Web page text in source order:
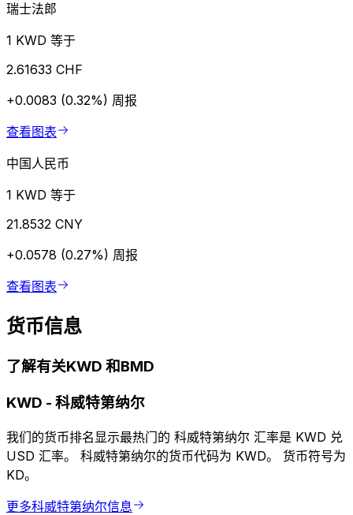
瑞士法郎
1 KWD 等于
2.61633 CHF
+0.0083 (0.32%) 周报
查看图表
中国人民币
1 KWD 等于
21.8532 CNY
+0.0578 (0.27%) 周报
查看图表
货币信息
了解有关KWD 和BMD
KWD - 科威特第纳尔
我们的货币排名显示最热门的 科威特第纳尔 汇率是 KWD 兑
USD 汇率。 科威特第纳尔的货币代码为 KWD。 货币符号为
KD。
更多科威特第纳尔信息